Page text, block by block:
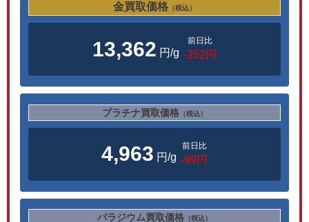
金買取価格 （税込）
13,362 円/g
前日比
-252円
プラチナ買取価格 （税込）
4,963 円/g
前日比
-99円
パラジウム買取価格 （税込）